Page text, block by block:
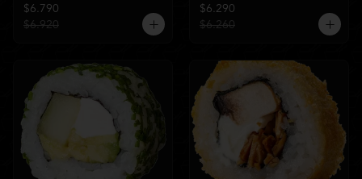
$6.790
$6.920
$6.290
$6.260